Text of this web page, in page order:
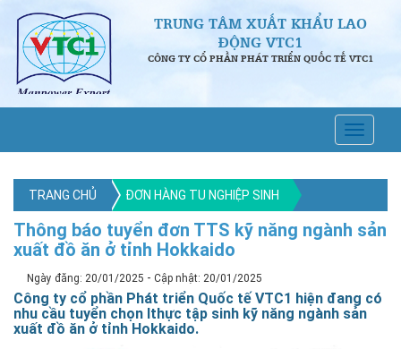
TRUNG TÂM XUẤT KHẨU LAO
ĐỘNG VTC1
CÔNG TY CỔ PHẦN PHÁT TRIỂN QUỐC TẾ VTC1
TRANG CHỦ ĐƠN HÀNG TU NGHIỆP SINH
Thông báo tuyển đơn TTS kỹ năng ngành sản
xuất đồ ăn ở tỉnh Hokkaido
Ngày đăng: 20/01/2025 - Cập nhật: 20/01/2025
Công ty cổ phần Phát triển Quốc tế VTC1 hiện đang có
nhu cầu tuyển chọn lthực tập sinh kỹ năng ngành sản
xuất đồ ăn ở tỉnh Hokkaido.